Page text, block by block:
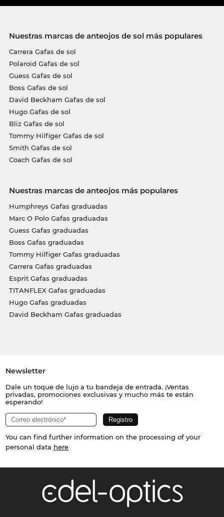
Nuestras marcas de anteojos de sol más populares
Carrera Gafas de sol
Polaroid Gafas de sol
Guess Gafas de sol
Boss Gafas de sol
David Beckham Gafas de sol
Hugo Gafas de sol
Bliz Gafas de sol
Tommy Hilfiger Gafas de sol
Smith Gafas de sol
Coach Gafas de sol
Nuestras marcas de anteojos más populares
Humphreys Gafas graduadas
Marc O Polo Gafas graduadas
Guess Gafas graduadas
Boss Gafas graduadas
Tommy Hilfiger Gafas graduadas
Carrera Gafas graduadas
Esprit Gafas graduadas
TITANFLEX Gafas graduadas
Hugo Gafas graduadas
David Beckham Gafas graduadas
Newsletter
Dale un toque de lujo a tu bandeja de entrada. ¡Ventas
privadas, promociones exclusivas y mucho más te están
esperando!
You can find further information on the processing of your
personal data here